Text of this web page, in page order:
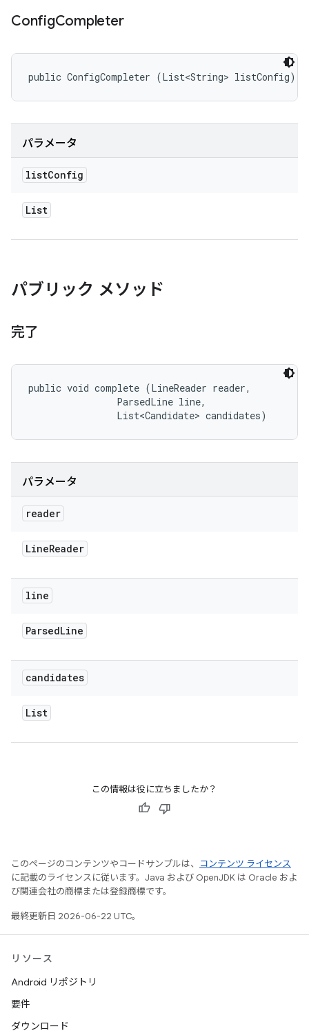
ConfigCompleter
public ConfigCompleter (List<String> listConfig)
パラメータ
listConfig
List
パブリック メソッド
完了
public void complete (LineReader reader,
                ParsedLine line,
                List<Candidate> candidates)
パラメータ
reader
LineReader
line
ParsedLine
candidates
List
この情報は役に立ちましたか？
このページのコンテンツやコードサンプルは、
コンテンツ ライセンス
に記載のライセンスに従います。Java および OpenJDK は Oracle およ
び関連会社の商標または登録商標です。
最終更新日 2026-06-22 UTC。
リソース
Android リポジトリ
要件
ダウンロード